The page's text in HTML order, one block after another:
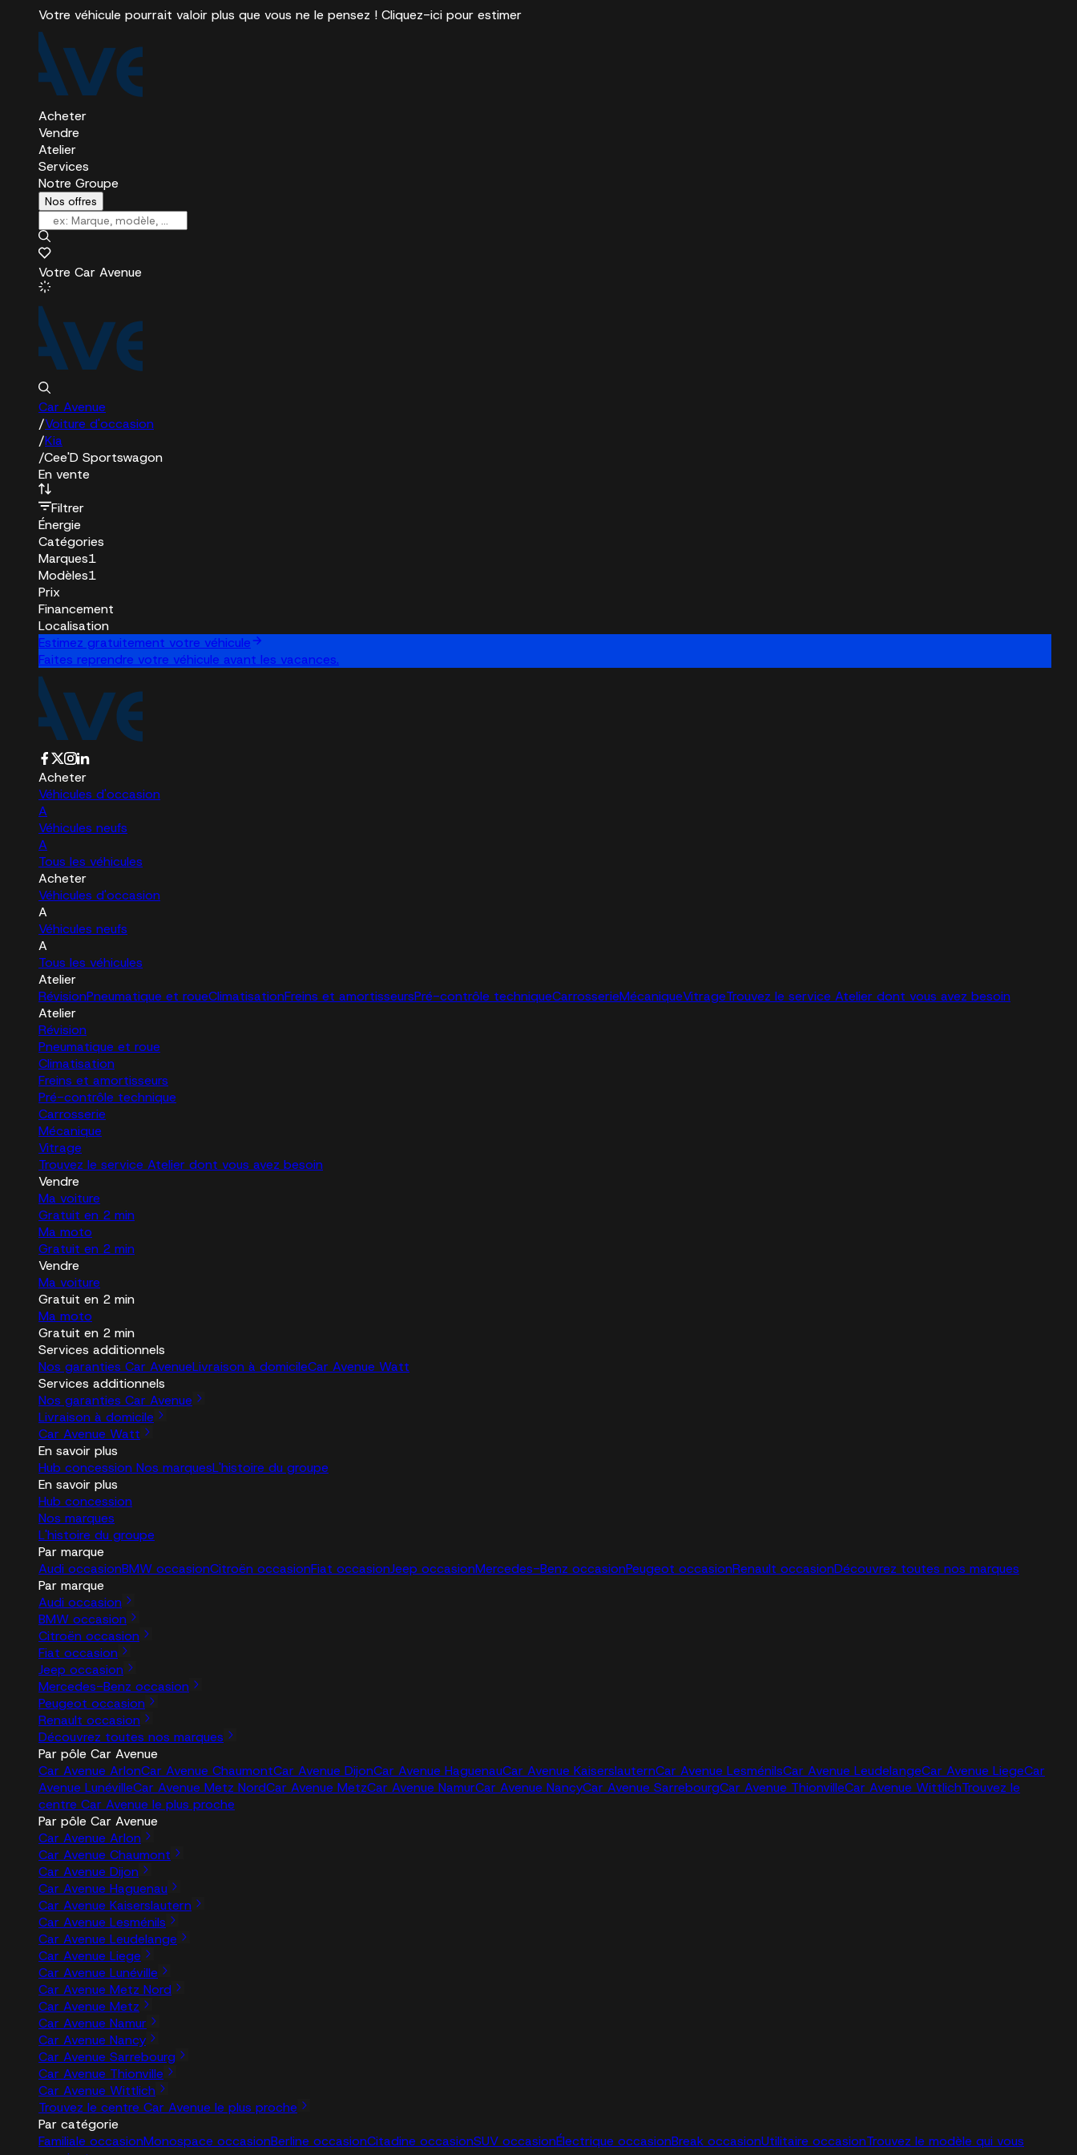
Votre véhicule pourrait valoir plus que vous ne le pensez ! Cliquez-ici pour estimer
Acheter
Vendre
Atelier
Services
Notre Groupe
Nos offres
Votre Car Avenue
Car Avenue
/Voiture d'occasion
/Kia
/Cee'D Sportswagon
En vente
Filtrer
Énergie
Catégories
Marques1
Modèles1
Prix
Financement
Localisation
Estimez gratuitement votre véhicule
Faites reprendre votre véhicule avant les vacances.
Acheter
Véhicules d'occasion
A
Véhicules neufs
A
Tous les véhicules
Acheter
Véhicules d'occasion
A
Véhicules neufs
A
Tous les véhicules
Atelier
RévisionPneumatique et roueClimatisationFreins et amortisseursPré-contrôle techniqueCarrosserieMécaniqueVitrageTrouvez le service Atelier dont vous avez besoin
Atelier
Révision
Pneumatique et roue
Climatisation
Freins et amortisseurs
Pré-contrôle technique
Carrosserie
Mécanique
Vitrage
Trouvez le service Atelier dont vous avez besoin
Vendre
Ma voiture
Gratuit en 2 min
Ma moto
Gratuit en 2 min
Vendre
Ma voiture
Gratuit en 2 min
Ma moto
Gratuit en 2 min
Services additionnels
Nos garanties Car AvenueLivraison à domicileCar Avenue Watt
Services additionnels
Nos garanties Car Avenue
Livraison à domicile
Car Avenue Watt
En savoir plus
Hub concession Nos marquesL'histoire du groupe
En savoir plus
Hub concession
Nos marques
L'histoire du groupe
Par marque
Audi occasionBMW occasionCitroën occasionFiat occasionJeep occasionMercedes-Benz occasionPeugeot occasionRenault occasionDécouvrez toutes nos marques
Par marque
Audi occasion
BMW occasion
Citroën occasion
Fiat occasion
Jeep occasion
Mercedes-Benz occasion
Peugeot occasion
Renault occasion
Découvrez toutes nos marques
Par pôle Car Avenue
Car Avenue ArlonCar Avenue ChaumontCar Avenue DijonCar Avenue HaguenauCar Avenue KaiserslauternCar Avenue LesménilsCar Avenue LeudelangeCar Avenue LiegeCar
Avenue LunévilleCar Avenue Metz NordCar Avenue MetzCar Avenue NamurCar Avenue NancyCar Avenue SarrebourgCar Avenue ThionvilleCar Avenue WittlichTrouvez le
centre Car Avenue le plus proche
Par pôle Car Avenue
Car Avenue Arlon
Car Avenue Chaumont
Car Avenue Dijon
Car Avenue Haguenau
Car Avenue Kaiserslautern
Car Avenue Lesménils
Car Avenue Leudelange
Car Avenue Liege
Car Avenue Lunéville
Car Avenue Metz Nord
Car Avenue Metz
Car Avenue Namur
Car Avenue Nancy
Car Avenue Sarrebourg
Car Avenue Thionville
Car Avenue Wittlich
Trouvez le centre Car Avenue le plus proche
Par catégorie
Familiale occasionMonospace occasionBerline occasionCitadine occasionSUV occasionÉlectrique occasionBreak occasionUtilitaire occasionTrouvez le modèle qui vous